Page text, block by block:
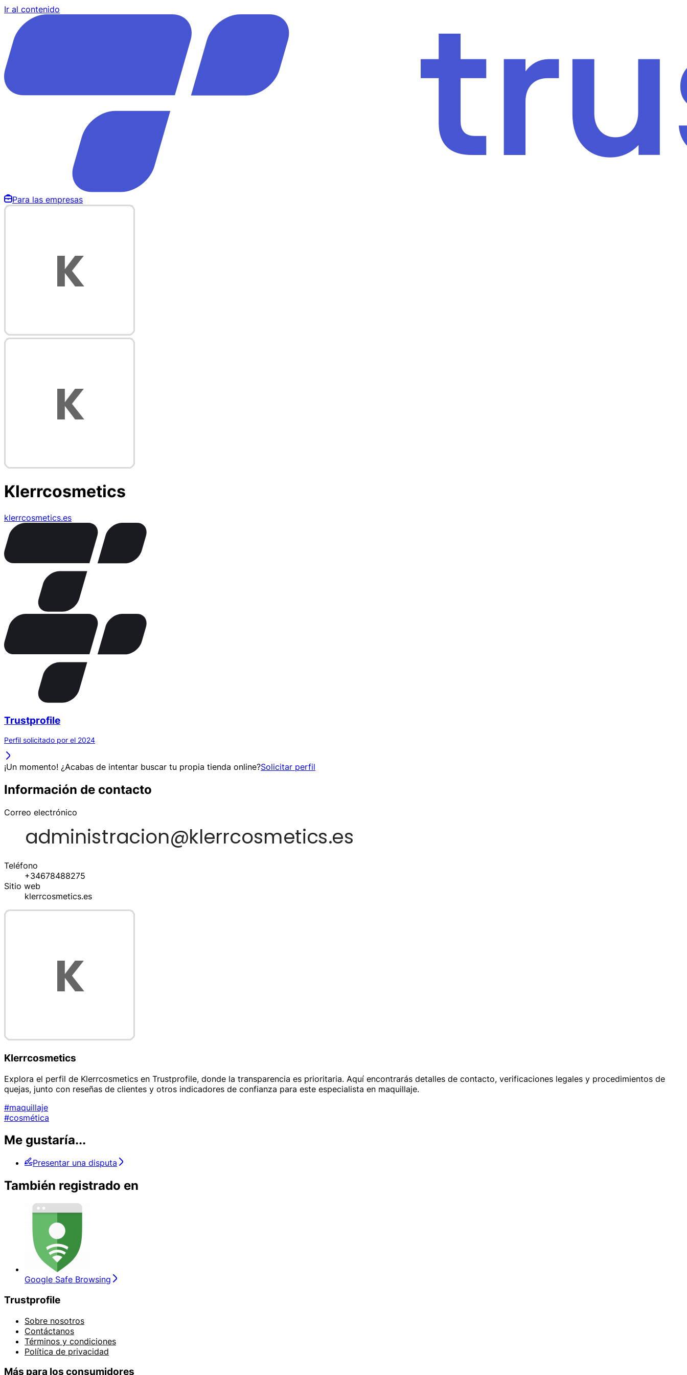
Ir al contenido
Para las empresas
Klerrcosmetics
klerrcosmetics.es
Trustprofile
Perfil solicitado por el 2024
¡Un momento! ¿Acabas de intentar buscar tu propia tienda online?Solicitar perfil
Información de contacto
Correo electrónico
Teléfono
+34678488275
Sitio web
klerrcosmetics.es
Klerrcosmetics
Explora el perfil de Klerrcosmetics en Trustprofile, donde la transparencia es prioritaria. Aquí encontrarás detalles de contacto, verificaciones legales y procedimientos de
quejas, junto con reseñas de clientes y otros indicadores de confianza para este especialista en maquillaje.
#maquillaje
#cosmética
Me gustaría...
Presentar una disputa
También registrado en
Google Safe Browsing
Trustprofile
Sobre nosotros
Contáctanos
Términos y condiciones
Política de privacidad
Más para los consumidores